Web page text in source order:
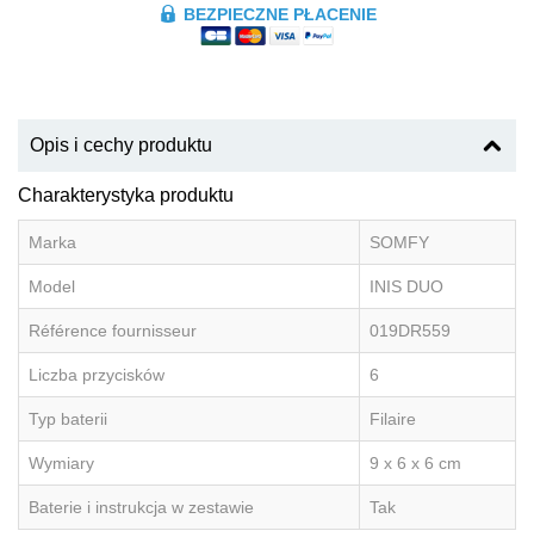
BEZPIECZNE PŁACENIE
Opis i cechy produktu
Charakterystyka produktu
Marka SOMFY
Model INIS DUO
Référence fournisseur 019DR559
Liczba przycisków 6
Typ baterii Filaire
Wymiary 9 x 6 x 6 cm
Baterie i instrukcja w zestawie Tak